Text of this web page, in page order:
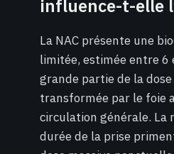
influence-t-elle
La NAC présente une
limitée, estimée entre 6
grande partie de la
transformée par le foie
circulation générale. La
durée de la prise